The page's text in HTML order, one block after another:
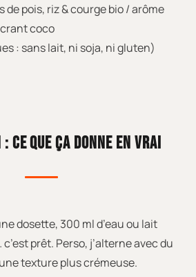
de pois, riz & courge bio / arôme
coco
: sans lait, ni soja, ni gluten)
CE QUE ÇA DONNE EN VRAI
dosette, 300 ml d’eau ou lait
prêt. Perso, j’alterne avec du
texture plus crémeuse.